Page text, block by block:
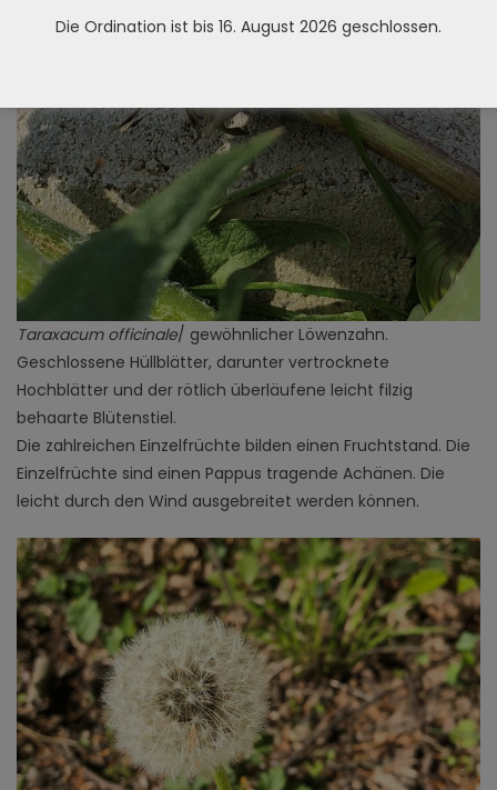
Taraxacum officinale/ gewöhnlicher Löwenzahn.
Geschlossene Hüllblätter, darunter vertrocknete
Hochblätter und der rötlich überläufene leicht filzig
behaarte Blütenstiel.
Die zahlreichen Einzelfrüchte bilden einen Fruchtstand. Die
Einzelfrüchte sind einen Pappus tragende Achänen. Die
leicht durch den Wind ausgebreitet werden können.
Die Ordination ist bis 16. August 2026 geschlossen.